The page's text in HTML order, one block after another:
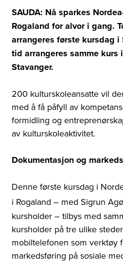
SAUDA: Nå sparkes
Rogaland for alvor i gang.
arrangeres første kursdag
tid arrangeres samme kurs
Stavanger.
200 kulturskoleansatte vil
med å få påfyll av
formidling og
av kulturskoleaktivitet.
Dokumentasjon og
Denne første kursdag i
i Rogaland – med Sigrun
kursholder – tilbys med
kursholder på tre ulike
mobiltelefonen som verktøy
markedsføring på sosiale